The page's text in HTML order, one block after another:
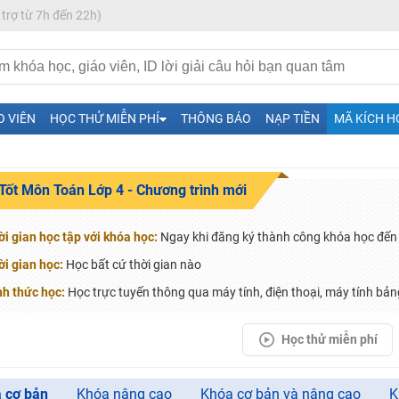
từ 7h đến 22h)
VIÊN HỌC THỬ MIỄN PHÍ THÔNG BÁO NẠP TIỀN MÃ KÍCH
ít nhất 25 điểm
(Từ 16-18/07/2025)
2018
viên giỏi và nổi tiếng
Môn Toán Lớp 4 - Chương trình mới
gian học tập với khóa học: Ngay khi đăng ký thành công khóa học
gian học: Học bất cứ thời gian nào
thức học: Học trực tuyến thông qua máy tính, điện thoại, máy tính
Học thử miễn phí
cơ bản Khóa nâng cao Khóa cơ bản và nâng cao